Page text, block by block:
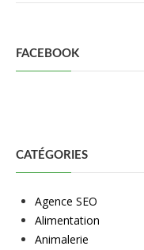
FACEBOOK
CATÉGORIES
Agence SEO
Alimentation
Animalerie